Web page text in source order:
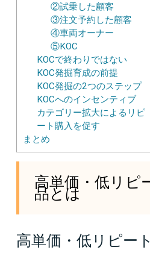
②試乗した顧客
③注文予約した顧客
④車両オーナー
⑤KOC
KOCで終わりではない
KOC発掘育成の前提
KOC発掘の2つのステップ
KOCへのインセンティブ
カテゴリー拡大によるリピ
ート購入を促す
まとめ
高単価・低リピ
品とは
高単価・低リピー